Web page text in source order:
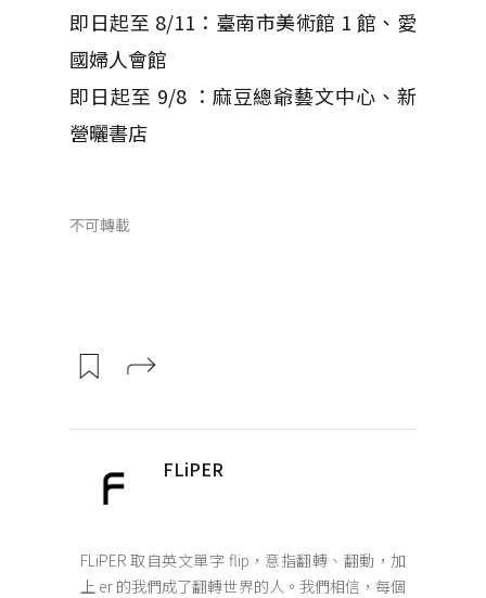
即日起至 8/11：臺南市美術館 1 館、愛
國婦人會館
即日起至 9/8 ：麻豆總爺藝文中心、新
營曬書店
不可轉載
FLiPER
FLiPER 取自英文單字 flip，意指翻轉、翻動，加
上 er 的我們成了翻轉世界的人。我們相信，每個